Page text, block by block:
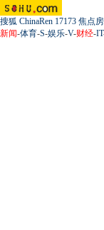
搜狐 ChinaRen 17173 焦点
新闻-体育-S-娱乐-V-财经-IT